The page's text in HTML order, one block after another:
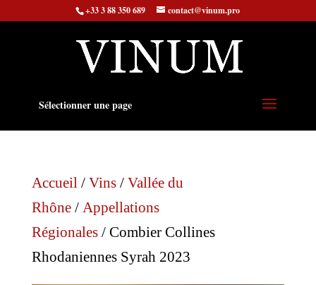
+33 3 88 350 689 contact@vinum.pro
Sélectionner une page
Accueil/ Vins/ Vallée du
Rhône/ Appellations
Régionales/ Combier Collines
Rhodaniennes Syrah 2023